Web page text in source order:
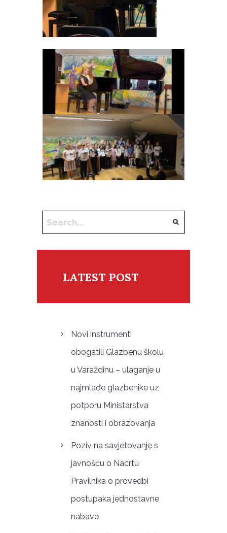
LATEST POST
Novi instrumenti
obogatili Glazbenu školu
u Varaždinu – ulaganje u
najmlađe glazbenike uz
potporu Ministarstva
znanosti i obrazovanja
Poziv na savjetovanje s
javnošću o Nacrtu
Pravilnika o provedbi
postupaka jednostavne
nabave